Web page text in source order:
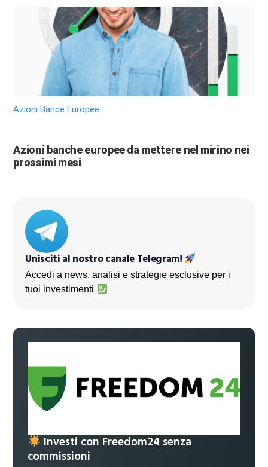
Azioni Bance Europee
Azioni banche europee da mettere nel mirino nei
prossimi mesi
Unisciti al nostro canale Telegram!
Accedi a news, analisi e strategie esclusive per i
tuoi investimenti
Investi con Freedom24 senza
commissioni